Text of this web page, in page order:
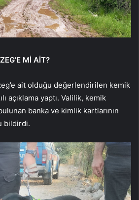
Mİ AİT?
ait olduğu değerlendirilen kemik
açıklama yaptı. Valilik, kemik
banka ve kimlik kartlarının
bildirdi.